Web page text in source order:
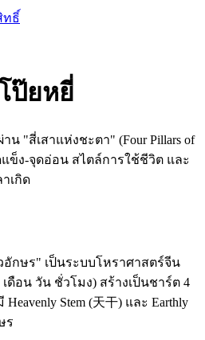
ทธิ์
ป๊ยหยี่
น "สี่เสาแห่งชะตา" (Four Pillars of
แข็ง-จุดอ่อน สไตล์การใช้ชีวิต และ
เกิด
กษร" เป็นระบบโหราศาสตร์จีน
เดือน วัน ชั่วโมง) สร้างเป็นชาร์ต 4
Heavenly Stem (天干) และ Earthly
ร